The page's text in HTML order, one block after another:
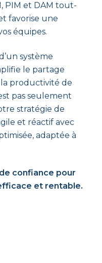
PIM et DAM tout-
favorise une
équipes.
système
le partage
productivité de
pas seulement
stratégie de
et réactif avec
adaptée à
confiance pour
et rentable.